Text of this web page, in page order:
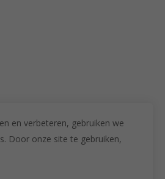
en verbeteren, gebruiken we
Door onze site te gebruiken,